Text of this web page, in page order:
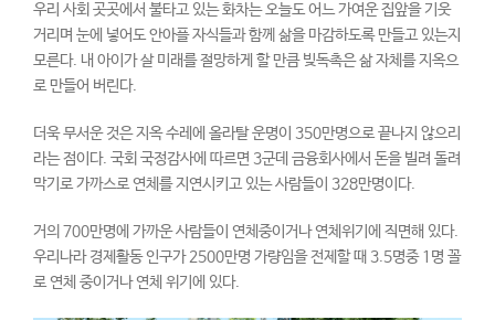
우리 사회 곳곳에서 불타고 있는 화차는 오늘도 어느 가여운 집앞을 기웃
거리며 눈에 넣어도 안아플 자식들과 함께 삶을 마감하도록 만들고 있는지
모른다. 내 아이가 살 미래를 절망하게 할 만큼 빚독촉은 삶 자체를 지옥으
로 만들어 버린다.
더욱 무서운 것은 지옥 수레에 올라탈 운명이 350만명으로 끝나지 않으리
라는 점이다. 국회 국정감사에 따르면 3군데 금융회사에서 돈을 빌려 돌려
막기로 가까스로 연체를 지연시키고 있는 사람들이 328만명이다.
거의 700만명에 가까운 사람들이 연체중이거나 연체위기에 직면해 있다.
우리나라 경제활동 인구가 2500만명 가량임을 전제할 때 3.5명중 1명 꼴
로 연체 중이거나 연체 위기에 있다.